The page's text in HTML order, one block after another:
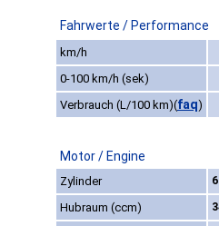
Fahrwerte / Performance
km/h
0-100 km/h (sek)
Verbrauch (L/100 km)(faq)
Motor / Engine
Zylinder 6
Hubraum (ccm)